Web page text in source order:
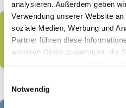
analysieren. Außerdem geben
Verwendung unserer Website
soziale Medien, Werbung und
Partner führen diese
weiteren Daten zusammen, die
Notwendig
Zu den
ALLE ANZEIGEN...